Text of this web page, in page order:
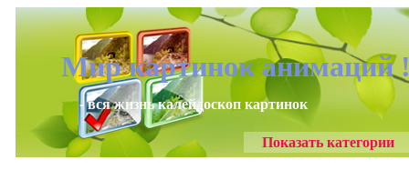
Мир картинок анимаций
- вся жизнь калейдоскоп картинок
Показать категории